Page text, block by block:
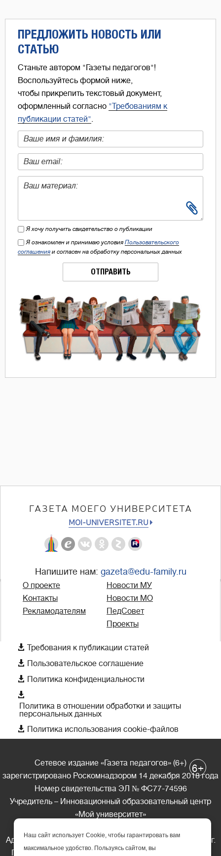
ПРЕДЛОЖИТЬ НОВОСТЬ ИЛИ
СТАТЬЮ
Станьте автором "Газеты педагогов"!
Воспользуйтесь формой ниже,
чтобы прикрепить текстовый документ,
оформленный согласно "Требованиям к
публикации статей".
Я хочу получить свидетельство о публикации
Я ознакомлен и принимаю условия Пользовательского
соглашения и согласен на обработку персональных данных
ОТПРАВИТЬ
ГАЗЕТА МОЕГО УНИВЕРСИТЕТА
MOI-UNIVERSITET.RU
Напишите нам: gazeta@edu-family.ru
О проекте
Контакты
Рекламодателям
Новости МУ
Новости МО
ПедСовет
Проекты
 Требования к публикации статей
 Пользовательское соглашение
 Политика конфиденциальности

Политика в отношении обработки и защиты
персональных данных
 Политика использования cookie-файлов
Сетевое издание «Газета педагогов» (6+)
зарегистрировано Роскомнадзором 14 декабря 2018 года
Номер свидетельства ЭЛ № ФС77-74596
Учредитель – Инновационный образовательный центр
«Мой университет»
Адрес редакции: 185035 Россия, Республика Карелия, г.
Петрозаводск, ул. Фридриха Энгельса д.10, офис 211
6+
Наш сайт использует Cookie, чтобы гарантировать вам
максимальное удобство. Пользуясь сайтом, вы